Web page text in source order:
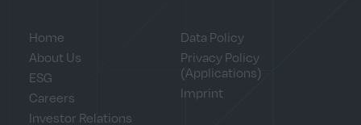
Home
About Us
ESG
Careers
Investor Relations
Data Policy
Privacy Policy
(Applications)
Imprint